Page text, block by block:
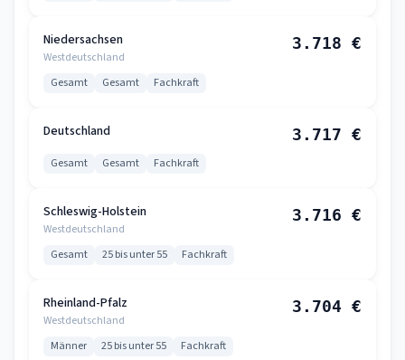
Niedersachsen
Westdeutschland
3.718 €
Gesamt Gesamt Fachkraft
Deutschland 3.717 €
Gesamt Gesamt Fachkraft
Schleswig-Holstein
Westdeutschland
3.716 €
Gesamt 25 bis unter 55 Fachkraft
Rheinland-Pfalz
Westdeutschland
3.704 €
Männer 25 bis unter 55 Fachkraft